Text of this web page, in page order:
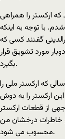
ارکستر را همراهی
با توجه به اینکه
گفتند کسی که
مورد تشویق قرار
بگیرد.
قربانی همچنین گفت: استاد فخرالدینی طی 11 سالی که ارکستر ملی را
ارکستر را به دوش
از قطعات ارکستر
خاطرات درخشان من
محسوب می شود.